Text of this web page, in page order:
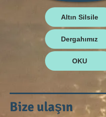
Altın Silsile
Dergahımız
OKU
Bize ulaşın